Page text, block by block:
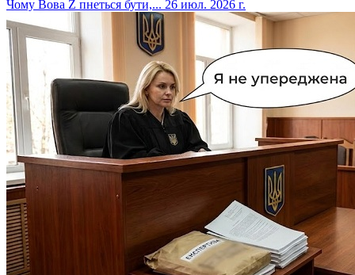
​Чому Вова Z пнеться бути,... 26 июл. 2026 г.